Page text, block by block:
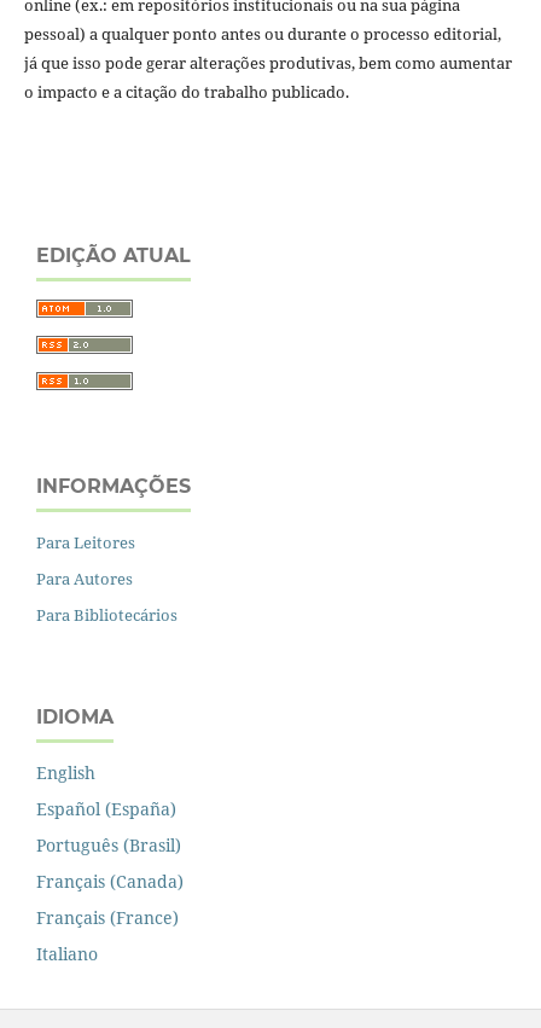
online (ex.: em repositórios institucionais ou na sua página
pessoal) a qualquer ponto antes ou durante o processo editorial,
já que isso pode gerar alterações produtivas, bem como aumentar
o impacto e a citação do trabalho publicado.
EDIÇÃO ATUAL
INFORMAÇÕES
Para Leitores
Para Autores
Para Bibliotecários
IDIOMA
English
Español (España)
Português (Brasil)
Français (Canada)
Français (France)
Italiano